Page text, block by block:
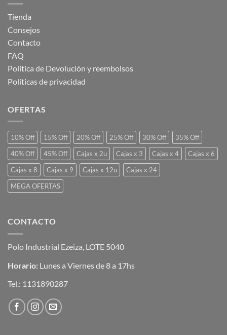
Tienda
Consejos
Contacto
FAQ
Política de Devolución y reembolsos
Políticas de privacidad
OFERTAS
10% Off 15% Off 20% Off 25% Off 30% Off
35% Off
40% Off
45% Off Cajas x 2u Cajas x 3 Cajas x 4
Cajas x 6
Cajas x 8
Cajas x 9 Cajas x 12u
Cajas x 24
MEGA OFERTAS
CONTACTO
Polo Industrial Ezeiza, LOTE 5040
Horario: Lunes a Viernes de 8 a 17hs
Tel.: 1131890287